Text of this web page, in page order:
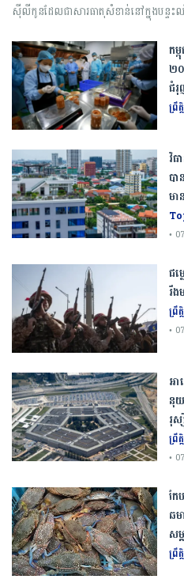
ស៊ីលីកូនដែលជាសារធាតុសំខាន់នៅក្នុងបន្ទ
កម្
២
ជំរុ
ព្រឹ
វិធ
ប
មា
•
ជម្
រឹ
ព្រឹ
•
អា
នុយ
រុ
ព្រឹ
•
ក
ឆ
ស
ព្រឹ